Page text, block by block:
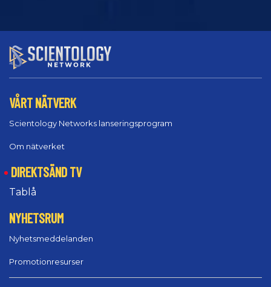
VÅRT NÄTVERK
Scientology Networks lanseringsprogram
Om nätverket
DIREKTSÄND TV
Tablå
NYHETSRUM
Nyhetsmeddelanden
Promotionresurser